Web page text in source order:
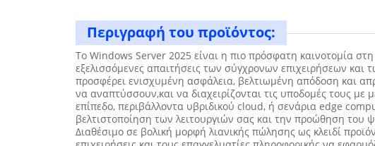
Περιγραφή του προϊόντος:
Το Windows Server 2025 είναι η πιο πρόσφατη καινοτομία
εξελισσόμενες απαιτήσεις των σύγχρονων επιχειρήσεων
προσφέρει ενισχυμένη ασφάλεια, βελτιωμένη απόδοση και
να αναπτύσσουν,και να διαχειρίζονται τις υποδομές τους με
επίπεδο, περιβάλλοντα υβριδικού cloud, ή σενάρια edge
βελτιστοποίηση των λειτουργιών σας και την προώθηση του
Διαθέσιμο σε βολική μορφή λιανικής πώλησης ως κλειδί